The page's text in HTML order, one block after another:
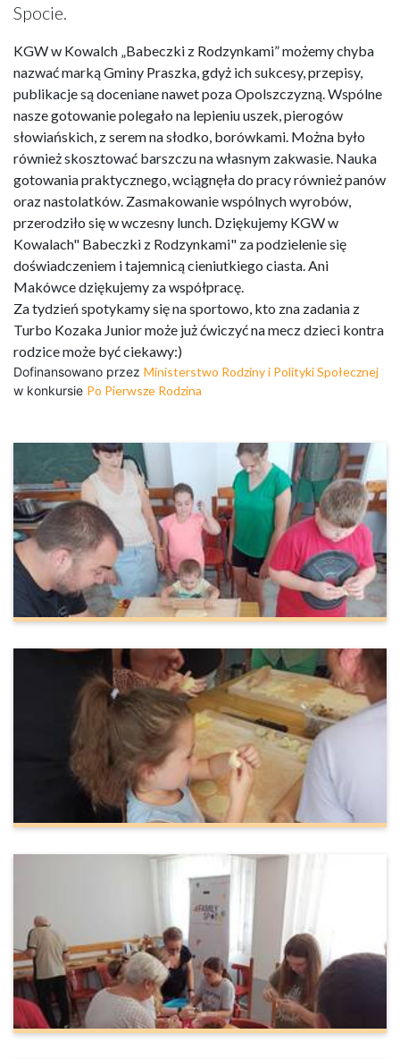
Spocie.
KGW w Kowalch „Babeczki z Rodzynkami” możemy chyba
nazwać marką Gminy Praszka, gdyż ich sukcesy, przepisy,
publikacje są doceniane nawet poza Opolszczyzną. Wspólne
nasze gotowanie polegało na lepieniu uszek, pierogów
słowiańskich, z serem na słodko, borówkami. Można było
również skosztować barszczu na własnym zakwasie. Nauka
gotowania praktycznego, wciągnęła do pracy również panów
oraz nastolatków. Zasmakowanie wspólnych wyrobów,
przerodziło się w wczesny lunch. Dziękujemy KGW w
Kowalach" Babeczki z Rodzynkami" za podzielenie się
doświadczeniem i tajemnicą cieniutkiego ciasta. Ani
Makówce dziękujemy za współpracę.
Za tydzień spotykamy się na sportowo, kto zna zadania z
Turbo Kozaka Junior może już ćwiczyć na mecz dzieci kontra
rodzice może być ciekawy:)
Dofinansowano przez Ministerstwo Rodziny i Polityki Społecznej
w konkursie Po Pierwsze Rodzina